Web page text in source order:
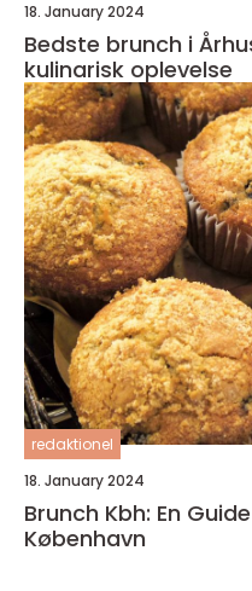
18. January 2024
Bedste brunch i
kulinarisk oplevelse
redaktionel
18. January 2024
Brunch Kbh: En
København